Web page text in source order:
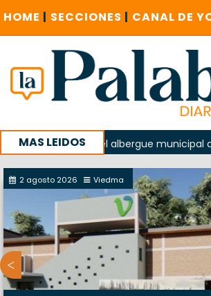
HOME | SECCIONES | CANAL DE
MAS LEIDOS
del albergue municipal de
con un encuentro provincial en Roca
2 agosto 2026 Viedma